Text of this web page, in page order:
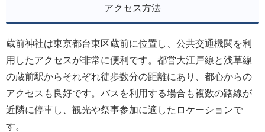
アクセス方法
蔵前神社は東京都台東区蔵前に位置し、公共交通機関を利
用したアクセスが非常に便利です。都営大江戸線と浅草線
の蔵前駅からそれぞれ徒歩数分の距離にあり、都心からの
アクセスも良好です。バスを利用する場合も複数の路線が
近隣に停車し、観光や祭事参加に適したロケーションで
す。